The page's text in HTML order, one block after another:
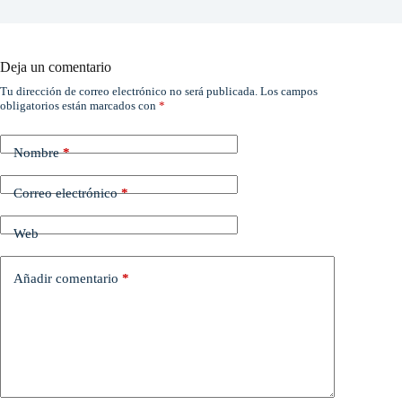
Deja un comentario
Tu dirección de correo electrónico no será publicada. Los campos
obligatorios están marcados con *
Nombre*
Correo electrónico*
Web
Añadir comentario *